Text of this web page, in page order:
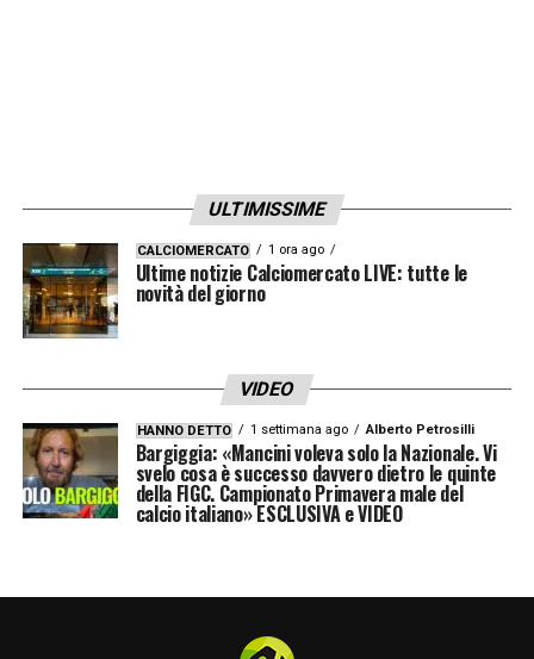
americanizzare questo sport».
GOL MALDINI –«Sì e mi sono emozionato
tanto anche io. Tutti avremmo esultato come
Paolo. Nessuno come la famiglia Maldini
che Paolo è rimasto in società. È cresciuto
tanto, ora è un dirigente di alto livello. È
necessario, tra tanti amministratori, uomini
di marketing, esperti di numeri e gente che
ULTIMISSIME
CALCIOMERCATO 1 ora ago
Ultime notizie Calciomercato LIVE: tutte le
novità del giorno
VIDEO
HANNO DETTO 1 settimana ago Alberto Petrosilli
Bargiggia: «Mancini voleva solo la Nazionale. Vi
svelo cosa è successo davvero dietro le quinte
della FIGC. Campionato Primavera male del
calcio italiano» ESCLUSIVA e VIDEO